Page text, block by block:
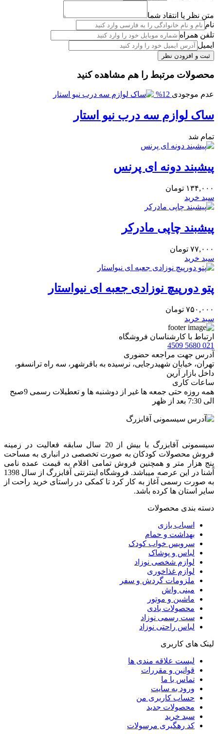
متن نظر یا انتقاد شما
نام
تلفن همراه
ایمیل
محصولات مرتبط را هم مشاهده کنید
عدم موجودی 12%
ساک لوازم سه درب نیو استار
تمام شد
پیشبند دونه ای پرنس
۱۳۴,۰۰۰ تومان
سبد خرید
پیشبند چاپی مادرکر
۷۷,۰۰۰ تومان
سبد خرید
پتو دورپیچ نوزادی جعبه ای نیواستار
۷۵۰,۰۰۰ تومان
سبد خرید
ارتباط با کارشناسان فروشگاه
021 5680 4509
آدرس جهت مراجعه حضوری
تهران، خيابان شهيدرجايى، نرسیده به باقرشهر، سه راه ترانسفو،
داخل بازار آرین
ساعات کاری
همه روزه حتی جمعه ها غیر از دوشنبه ها و تعطیلات رسمی 9صبح
الی 7:30 بعد از ظهر
سیسمونی آقابزرگ با بیش از 20 سال سابقه فعالیت در زمینه
فروش محصولات کودکان به صورت تخصصی در انباری به مساحت
پنج هزار متر و همچنین فروش تمامی اقلام به قیمت عمده نامی
آشنا در این عرصه میباشد. فروشگاه اینترنتی آقابزرگ از سال 1398
به صورت رسمی آغاز به کار کرد تا کمکی در راستای خرید راحت از
سایر استان ها کرده باشد.
دسته بندی محصولات
اسباب بازی
بهداشت و حمام
سرویس خواب کودک
لباس و پوشاک
لوازم شخصی نوزاد
لوازم غذاخوری
ملزومات گردش و سفر
مینی واش
ماشین و موتور
محصولات بادی
ست رسمی نوزاد
لباس راحتی نوزاد
لینک های کاربری
لیست علاقه مندی ها
قوانین و مقررات
تماس با ما
ورود به سایت
حساب کاربری من
محصولات جدید
سبد خرید
کد رهگیری مرسولات